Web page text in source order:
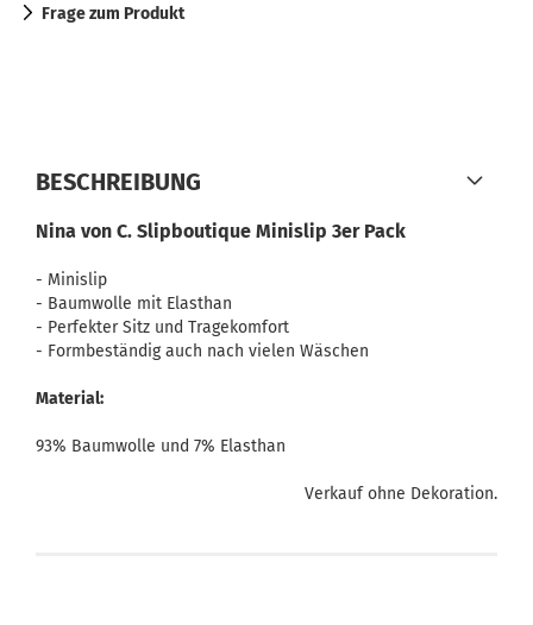
Frage zum Produkt
BESCHREIBUNG
Nina von C. Slipboutique Minislip 3er Pack
- Minislip
- Baumwolle mit Elasthan
- Perfekter Sitz und Tragekomfort
- Formbeständig auch nach vielen Wäschen
Material:
93% Baumwolle und 7% Elasthan
Verkauf ohne Dekoration.